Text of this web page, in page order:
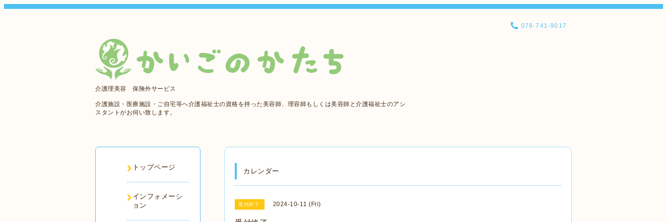
介護理美容 保険外サービス
介護施設・医療施設・ご自宅等へ介護福祉士の資格を持った美容師、理容師もしくは美容師と介護福祉士のアシ
スタントがお伺い致します。
078-741-9017
カレンダー
受付終了 2024-10-11 (Fri)
トップページ
インフォメーシ
ョン